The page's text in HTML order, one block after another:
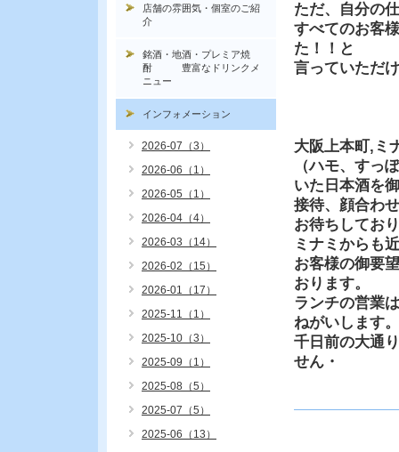
ただ、自分の
すべてのお客
た！！と
言っていただ
大阪上本町,ミ
（ハモ、すっ
いた日本酒を
接待、顔合わ
お待ちしてお
ミナミからも
お客様の御要
おります。
ランチの営業
ねがいします。
千日前の大通
せん・
店舗の雰囲気・個室のご紹
介
銘酒・地酒・プレミア焼
酎 豊富なドリンクメ
ニュー
インフォメーション
2026-07（3）
2026-06（1）
2026-05（1）
2026-04（4）
2026-03（14）
2026-02（15）
2026-01（17）
2025-11（1）
2025-10（3）
2025-09（1）
2025-08（5）
2025-07（5）
2025-06（13）